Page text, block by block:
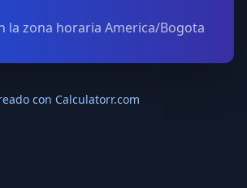
la zona horaria America/Bogota
con Calculatorr.com